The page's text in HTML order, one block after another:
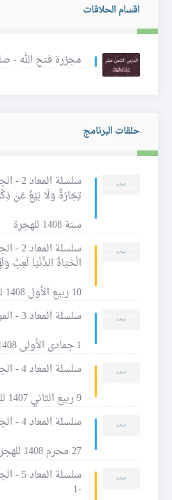
اقسام الحلاقات
مجزرة فتح الله -
حلقات البرنامج
تِجَارَةٌ وَلَا بَيْعٌ عَن
سنة 1408 للهجرة
سلسلة
الْحَيَاةُ الدُّنْيَا لَعِبٌ
10 ربيع الأول 1408 للهجرة
سلسلة المعاد 3 - الموت - حتميته وحقيقته
1 جمادى الأولى 1408 للهجرة
سلسلة المعاد 4 - الجزء الأول - حب الموت
9 ربيع الثاني 1407 للهجرة
سلسلة المعاد 4 - الجزء الثاني - كراهية الموت
27 محرم 1408 للهجرة
-1